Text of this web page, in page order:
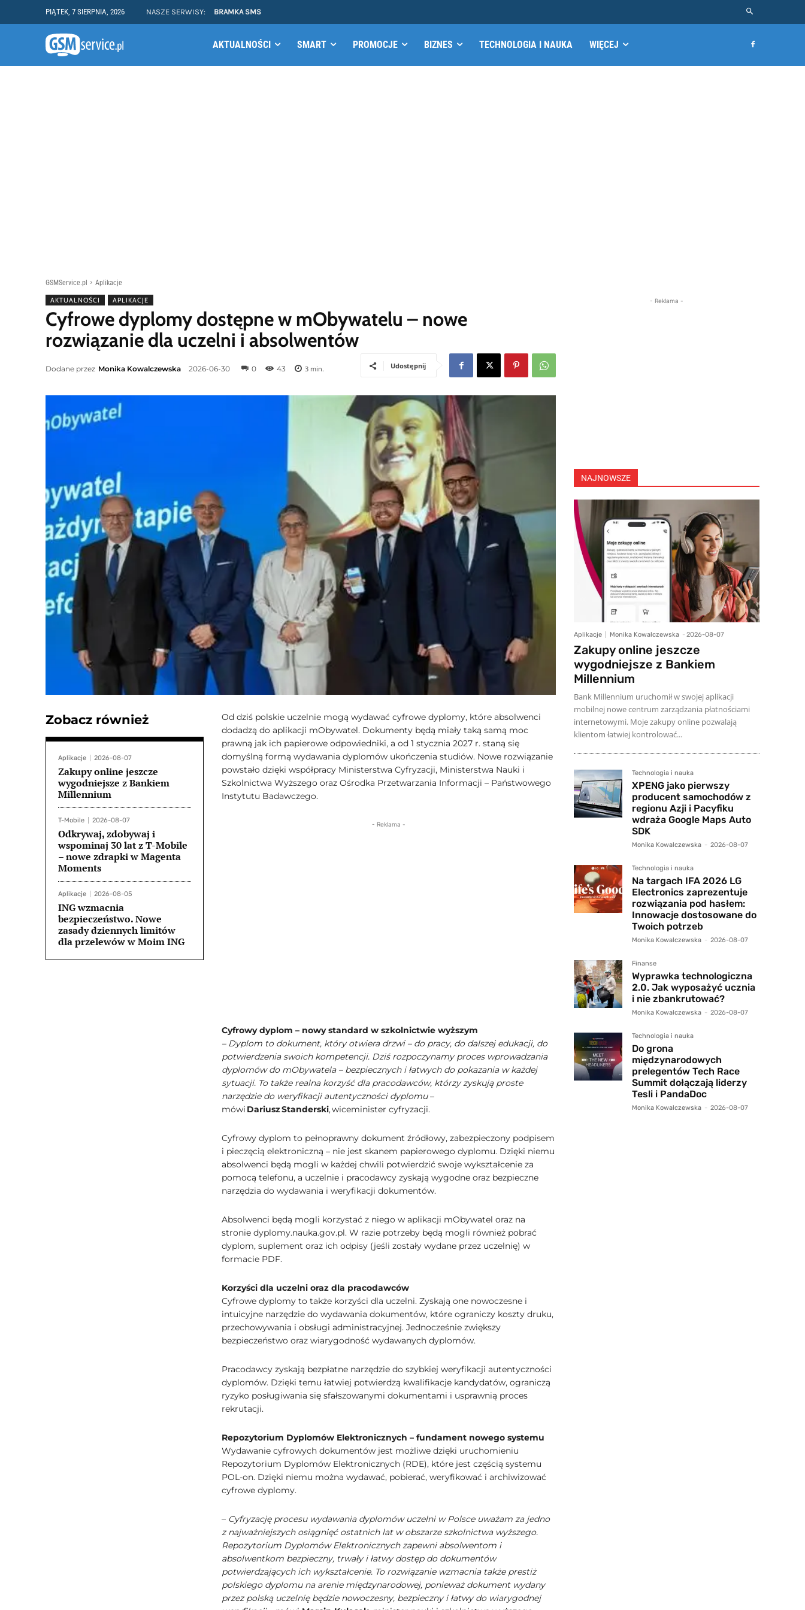
PIĄTEK, 7 SIERPNIA, 2026 NASZE SERWISY: BRAMKA SMS
AKTUALNOŚCI SMART PROMOCJE BIZNES TECHNOLOGIA I NAUKA WIĘCEJ
GSMService.pl Aplikacje
AKTUALNOŚCI APLIKACJE
Cyfrowe dyplomy dostępne w mObywatelu – nowe
rozwiązanie dla uczelni i absolwentów
Dodane przez Monika Kowalczewska 2026-06-30 0 43 3 min. Udostępnij
Zobacz również
Aplikacje 2026-08-07
Zakupy online jeszcze
wygodniejsze z Bankiem
Millennium
T-Mobile 2026-08-07
Odkrywaj, zdobywaj i
wspominaj 30 lat z T-Mobile
– nowe zdrapki w Magenta
Moments
Aplikacje 2026-08-05
ING wzmacnia
bezpieczeństwo. Nowe
zasady dziennych limitów
dla przelewów w Moim ING
Od dziś polskie uczelnie mogą wydawać cyfrowe dyplomy, które absolwenci
dodadzą do aplikacji mObywatel. Dokumenty będą miały taką samą moc
prawną jak ich papierowe odpowiedniki, a od 1 stycznia 2027 r. staną się
domyślną formą wydawania dyplomów ukończenia studiów. Nowe rozwiązanie
powstało dzięki współpracy Ministerstwa Cyfryzacji, Ministerstwa Nauki i
Szkolnictwa Wyższego oraz Ośrodka Przetwarzania Informacji – Państwowego
Instytutu Badawczego.
- Reklama -
Cyfrowy dyplom – nowy standard w szkolnictwie wyższym
– Dyplom to dokument, który otwiera drzwi – do pracy, do dalszej edukacji, do
potwierdzenia swoich kompetencji. Dziś rozpoczynamy proces wprowadzania
dyplomów do mObywatela – bezpiecznych i łatwych do pokazania w każdej
sytuacji. To także realna korzyść dla pracodawców, którzy zyskują proste
narzędzie do weryfikacji autentyczności dyplomu–
mówi Dariusz Standerski, wiceminister cyfryzacji.
Cyfrowy dyplom to pełnoprawny dokument źródłowy, zabezpieczony podpisem
i pieczęcią elektroniczną – nie jest skanem papierowego dyplomu. Dzięki niemu
absolwenci będą mogli w każdej chwili potwierdzić swoje wykształcenie za
pomocą telefonu, a uczelnie i pracodawcy zyskają wygodne oraz bezpieczne
narzędzia do wydawania i weryfikacji dokumentów.
Absolwenci będą mogli korzystać z niego w aplikacji mObywatel oraz na
stronie dyplomy.nauka.gov.pl. W razie potrzeby będą mogli również pobrać
dyplom, suplement oraz ich odpisy (jeśli zostały wydane przez uczelnię) w
formacie PDF.
Korzyści dla uczelni oraz dla pracodawców
Cyfrowe dyplomy to także korzyści dla uczelni. Zyskają one nowoczesne i
intuicyjne narzędzie do wydawania dokumentów, które ograniczy koszty druku,
przechowywania i obsługi administracyjnej. Jednocześnie zwiększy
bezpieczeństwo oraz wiarygodność wydawanych dyplomów.
Pracodawcy zyskają bezpłatne narzędzie do szybkiej weryfikacji autentyczności
dyplomów. Dzięki temu łatwiej potwierdzą kwalifikacje kandydatów, ograniczą
ryzyko posługiwania się sfałszowanymi dokumentami i usprawnią proces
rekrutacji.
Repozytorium Dyplomów Elektronicznych – fundament nowego systemu
Wydawanie cyfrowych dokumentów jest możliwe dzięki uruchomieniu
Repozytorium Dyplomów Elektronicznych (RDE), które jest częścią systemu
POL-on. Dzięki niemu można wydawać, pobierać, weryfikować i archiwizować
cyfrowe dyplomy.
– Cyfryzację procesu wydawania dyplomów uczelni w Polsce uważam za jedno
z najważniejszych osiągnięć ostatnich lat w obszarze szkolnictwa wyższego.
Repozytorium Dyplomów Elektronicznych zapewni absolwentom i
absolwentkom bezpieczny, trwały i łatwy dostęp do dokumentów
potwierdzających ich wykształcenie. To rozwiązanie wzmacnia także prestiż
polskiego dyplomu na arenie międzynarodowej, ponieważ dokument wydany
przez polską uczelnię będzie nowoczesny, bezpieczny i łatwy do wiarygodnej
- Reklama -
NAJNOWSZE
Aplikacje Monika Kowalczewska - 2026-08-07
Zakupy online jeszcze
wygodniejsze z Bankiem
Millennium
Bank Millennium uruchomił w swojej aplikacji
mobilnej nowe centrum zarządzania płatnościami
internetowymi. Moje zakupy online pozwalają
klientom łatwiej kontrolować...
Technologia i nauka
XPENG jako pierwszy
producent samochodów z
regionu Azji i Pacyfiku
wdraża Google Maps Auto
SDK
Monika Kowalczewska - 2026-08-07
Technologia i nauka
Na targach IFA 2026 LG
Electronics zaprezentuje
rozwiązania pod hasłem:
Innowacje dostosowane do
Twoich potrzeb
Monika Kowalczewska - 2026-08-07
Finanse
Wyprawka technologiczna
2.0. Jak wyposażyć ucznia
i nie zbankrutować?
Monika Kowalczewska - 2026-08-07
Technologia i nauka
Do grona
międzynarodowych
prelegentów Tech Race
Summit dołączają liderzy
Tesli i PandaDoc
Monika Kowalczewska - 2026-08-07